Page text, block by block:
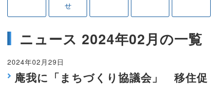
せ
ニュース 2024年02月の一覧
2024年02月29日
庵我に「まちづくり協議会」 移住促